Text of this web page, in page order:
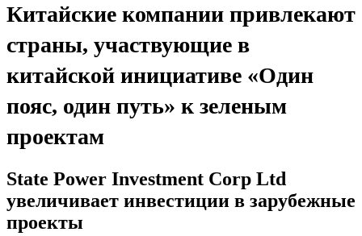
Китайские компании привлекают
страны, участвующие в
китайской инициативе «Один
пояс, один путь» к зеленым
проектам
State Power Investment Corp Ltd
увеличивает инвестиции в зарубежные
проекты